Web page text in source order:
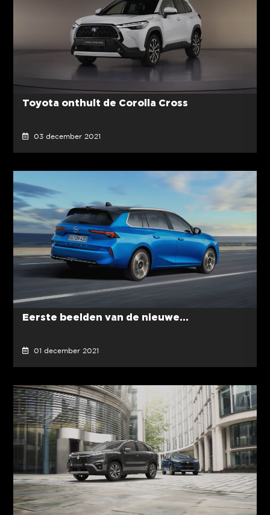
Toyota onthult de Corolla Cross
03 december 2021
Eerste beelden van de nieuwe...
01 december 2021